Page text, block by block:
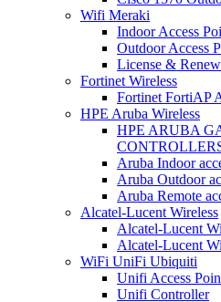
Wifi Meraki
Indoor Access
Outdoor Access
License &
Fortinet Wireless
Fortinet FortiAP
HPE Aruba Wireless
HPE ARUBA
Aruba Indoor
Aruba Outdoor
Aruba Remote
Alcatel-Lucent Wireless
Alcatel-Lucent
Alcatel-Lucent
WiFi UniFi Ubiquiti
Unifi Access
Unifi Controller